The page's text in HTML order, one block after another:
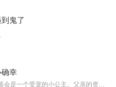
鬼了
幸